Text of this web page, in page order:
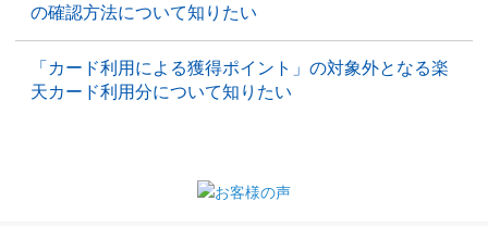
の確認方法について知りたい
「カード利用による獲得ポイント」の対象外となる楽
天カード利用分について知りたい